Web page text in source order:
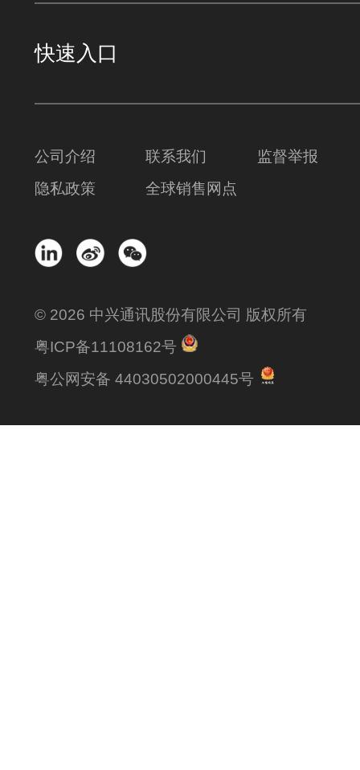
快速入口
公司介绍 联系我们
监督举报
隐私政策
全球销售网点
© 2026 中兴通讯股份有限公司 版权所有
粤ICP备11108162号
粤公网安备 44030502000445号